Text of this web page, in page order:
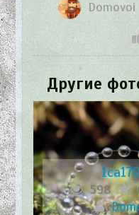
Domovoi
Другие
598